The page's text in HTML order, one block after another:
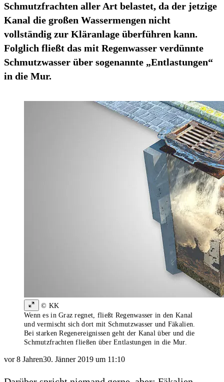
Schmutzfrachten aller Art belastet, da der jetzige
Kanal die großen Wassermengen nicht
vollständig zur Kläranlage überführen kann.
Folglich fließt das mit Regenwasser verdünnte
Schmutzwasser über sogenannte „Entlastungen“
in die Mur.
© KK
Wenn es in Graz regnet, fließt Regenwasser in den Kanal
und vermischt sich dort mit Schmutzwasser und Fäkalien.
Bei starken Regenereignissen geht der Kanal über und die
Schmutzfrachten fließen über Entlastungen in die Mur.
vor 8 Jahren30. Jänner 2019 um 11:10